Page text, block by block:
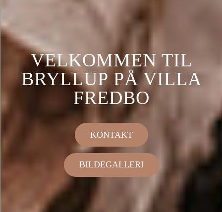
VELKOMMEN TIL
BRYLLUP PÅ VILLA
FREDBO
KONTAKT
BILDEGALLERI